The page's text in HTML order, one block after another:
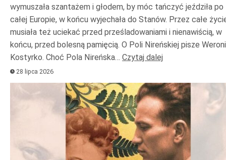
wymuszała szantażem i głodem, by móc tańczyć jeździła po
całej Europie, w końcu wyjechała do Stanów. Przez całe
musiała też uciekać przed prześladowaniami i nienawiścią, w
końcu, przed bolesną pamięcią. O Poli Nireńskiej pisze
Kostyrko. Choć Pola Nireńska… Czytaj dalej
28 lipca 2026
plików